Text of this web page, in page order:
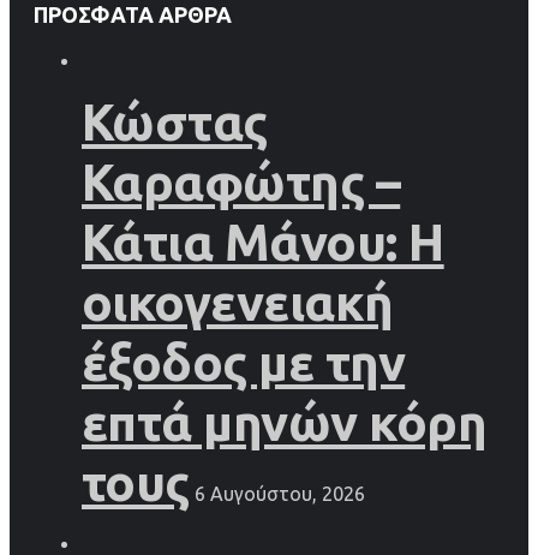
ΠΡΌΣΦΑΤΑ ΆΡΘΡΑ
Κώστας
Καραφώτης –
Κάτια Μάνου: Η
οικογενειακή
έξοδος με την
επτά μηνών κόρη
τους 6 Αυγούστου, 2026